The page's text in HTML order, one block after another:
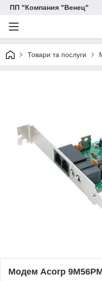
ПП "Компания "Венец"
Товари та послуги
Модем Acorp